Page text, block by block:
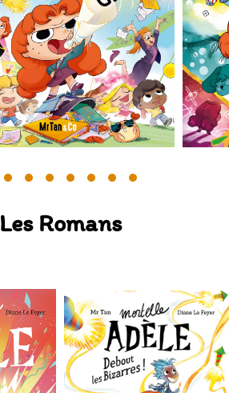
Les Romans